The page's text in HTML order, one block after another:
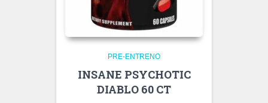
PRE-ENTRENO
INSANE PSYCHOTIC
DIABLO 60 CT